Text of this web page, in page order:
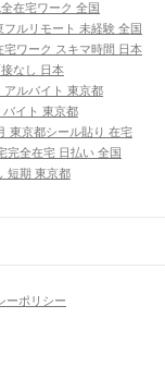
在宅ワーク 全国
フルリモート 未経験 全国
宅ワーク スキマ時間 日本
なし 日本
アルバイト 東京都
バイト 東京都
東京都シール貼り 在宅
完全在宅 日払い 全国
短期 東京都
ーポリシー